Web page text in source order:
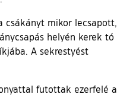
csákányt mikor lecsapott,
helyén kerek tó
A sekrestyést
futottak ezerfelé a